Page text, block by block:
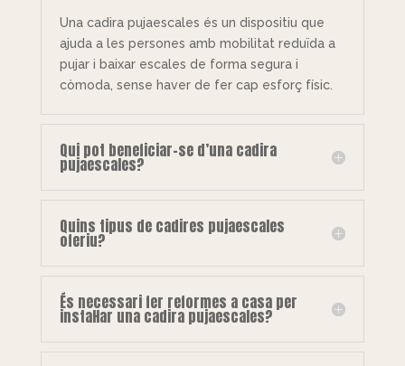
Una cadira pujaescales és un dispositiu que
ajuda a les persones amb mobilitat reduïda a
pujar i baixar escales de forma segura i
còmoda, sense haver de fer cap esforç físic.
Qui pot beneficiar-se d’una cadira
pujaescales?
Quins tipus de cadires pujaescales
oferiu?
És necessari fer reformes a casa per
instal·lar una cadira pujaescales?